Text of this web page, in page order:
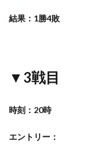
結果：1勝4敗
▼3戦目
時刻：20時
エントリー：